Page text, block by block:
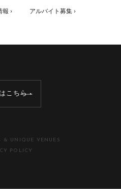
報 › アルバイト募集 ›
こちら
& UNIQUE VENUES
POLICY